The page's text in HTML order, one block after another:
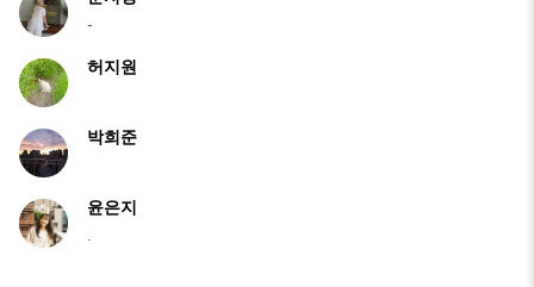
-
허지원
박희준
윤은지
.